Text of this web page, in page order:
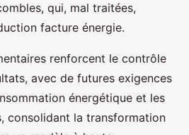
qui, mal traitées,
facture énergie.
renforcent le contrôle
avec de futures exigences
énergétique et les
consolidant la transformation